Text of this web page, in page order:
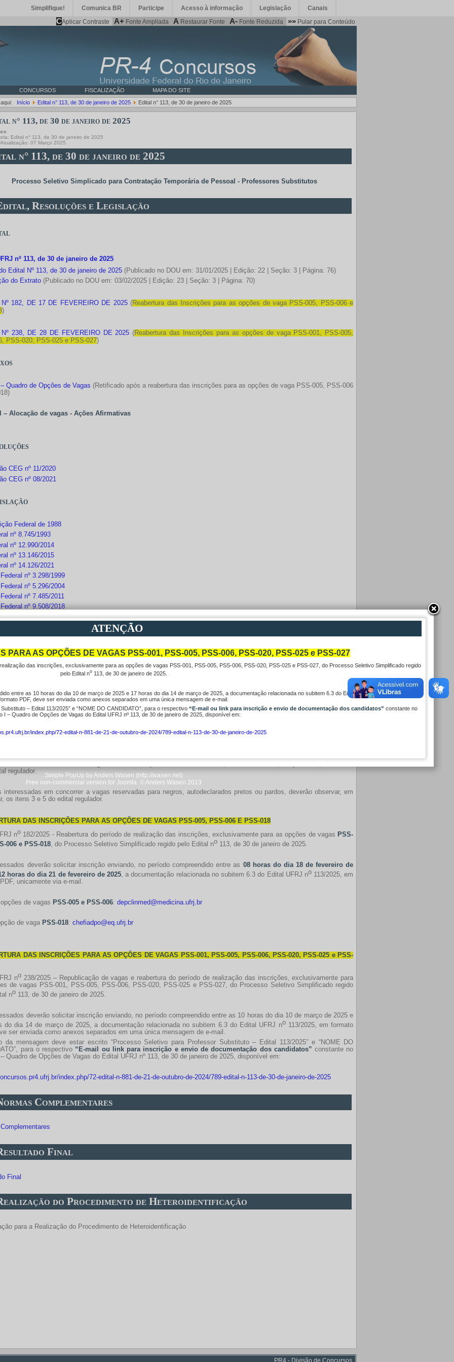
Simplifique! Comunica BR Participe Acesso à informação Legislação Canais
CAplicar Contraste A+ Fonte Ampliada A Restaurar Fonte A- Fonte Reduzida »» Pular para Conteúdo
CONCURSOS FISCALIZAÇÃO MAPA DO SITE
Início Edital n° 113, de 30 de janeiro de 2025 Edital n° 113, de 30 de janeiro de 2025
n° 113, de 30 de janeiro de 2025
Edital n° 113, de 30 de janeiro de 2025
Atualização: 07 Março 2025
n° 113, de 30 de janeiro de 2025
Processo Seletivo Simplicado para Contratação Temporária de Pessoal - Professores Substitutos
Resoluções e Legislação
nº 113, de 30 de janeiro de 2025
Edital Nº 113, de 30 de janeiro de 2025 (Publicado no DOU em: 31/01/2025 | Edição: 22 | Seção: 3 | Página: 76)
do Extrato (Publicado no DOU em: 03/02/2025 | Edição: 23 | Seção: 3 | Página: 70)
Nº 182, DE 17 DE FEVEREIRO DE 2025(Reabertura das Inscrições para as opções de vaga PSS-005, PSS-006 e
)
Nº 238, DE 28 DE FEVEREIRO DE 2025 (Reabertura das Inscrições para as opções de vaga PSS-001, PSS-005,
PSS-020, PSS-025 e PSS-027)
Quadro de Opções de Vagas (Retificado após a reabertura das inscrições para as opções de vaga PSS-005, PSS-006
– Alocação de vagas - Ações Afirmativas
CEG nº 11/2020
CEG nº 08/2021
Federal de 1988
nº 8.745/1993
nº 12.990/2014
nº 13.146/2015
nº 14.126/2021
nº 3.298/1999
nº 5.296/2004
nº 7.485/2011
nº 9.508/2018
nº 9.739/2019
e Realização
ser enviadas unicamente via E-mail ou link para inscrição e envio de documentação dos candidatos disponibilizado
Unidade Acadêmica responsável pela vaga, constante no anexo I deste Edital, no período compreendido entre
do dia 10 de fevereiro de 2025 e as 17 horas do dia 14 de fevereiro de 2025, considerando-se o horário oficial
com o subitem 1.4 do edital regulador, os programas, cronogramas e parâmetros de admissibilidade constam
regulador.
interessadas em concorrer a vagas reservadas para negros, autodeclarados pretos ou pardos, deverão observar, em
os itens 3 e 5 do edital regulador.
DAS INSCRIÇÕES PARA AS OPÇÕES DE VAGAS PSS-005, PSS-006 E PSS-018
no 182/2025 - Reabertura do período de realização das inscrições, exclusivamente para as opções de vagas PSS-
006 e PSS-018, do Processo Seletivo Simplificado regido pelo Edital no 113, de 30 de janeiro de 2025.
deverão solicitar inscrição enviando, no período compreendido entre as 08 horas do dia 18 de fevereiro de
horas do dia 21 de fevereiro de 2025, a documentação relacionada no subitem 6.3 do Edital UFRJ no113/2025, em
unicamente via e-mail.
de vagas PSS-005 e PSS-006:depclinmed@medicina.ufrj.br
de vaga PSS-018:chefiadpo@eq.ufrj.br
DAS INSCRIÇÕES PARA AS OPÇÕES DE VAGAS PSS-001, PSS-005, PSS-006, PSS-020, PSS-025 e PSS-
no 238/2025 – Republicação de vagas e reabertura do período de realização das inscrições, exclusivamente para
de vagas PSS-001, PSS-005, PSS-006, PSS-020, PSS-025 e PSS-027, do Processo Seletivo Simplificado regido
no 113, de 30 de janeiro de 2025.
deverão solicitar inscrição enviando, no período compreendido entre as 10 horas do dia 10 de março de 2025 e
do dia 14 de março de 2025, a documentação relacionada no subitem 6.3 do Edital UFRJ no113/2025, em formato
ser enviada como anexos separados em uma única mensagem de e-mail.
da mensagem deve estar escrito “Processo Seletivo para Professor Substituto – Edital 113/2025” e “NOME DO
para o respectivo “E-mail ou link para inscrição e envio de documentação dos candidatos” constante no
Quadro de Opções de Vagas do Edital UFRJ nº 113, de 30 de janeiro de 2025, disponível em:
index.php/72-edital-n-881-de-21-de-outubro-de-2024/789-edital-n-113-de-30-de-janeiro-de-2025
Complementares
Final
Final
do Procedimento de Heteroidentificação
para a Realização do Procedimento de Heteroidentificação
PR4 - Divisão de Concursos
ATENÇÃO
PARA AS OPÇÕES DE VAGAS PSS-001, PSS-005, PSS-006, PSS-020, PSS-025 e PSS-027
das inscrições, exclusivamente para as opções de vagas PSS-001, PSS-005, PSS-006, PSS-020, PSS-025 e PSS-027, do Processo Seletivo Simplificado regido
pelo Edital no113, de 30 de janeiro de 2025.
entre as 10 horas do dia 10 de março de 2025 e 17 horas do dia 14 de março de 2025, a documentação relacionada no subitem 6.3 do Edital UFRJ n o113/2025, em
PDF, deve ser enviada como anexos separados em uma única mensagem de e-mail.
– Edital 113/2025” e “NOME DO CANDIDATO”, para o respectivo “E-mail ou link para inscrição e envio de documentação dos candidatos” constante no
I – Quadro de Opções de Vagas do Edital UFRJ nº 113, de 30 de janeiro de 2025, disponível em:
index.php/72-edital-n-881-de-21-de-outubro-de-2024/789-edital-n-113-de-30-de-janeiro-de-2025
Simple PopUp by Anders Wasen (http://wasen.net)
Free non-commercial version for Joomla. © Anders Wasen 2013